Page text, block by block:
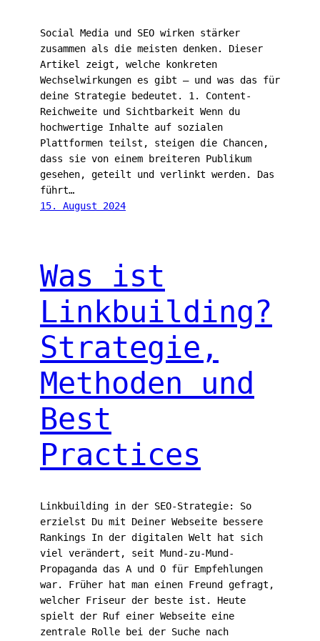
Social Media und SEO wirken stärker
zusammen als die meisten denken. Dieser
Artikel zeigt, welche konkreten
Wechselwirkungen es gibt — und was das für
deine Strategie bedeutet. 1. Content-
Reichweite und Sichtbarkeit Wenn du
hochwertige Inhalte auf sozialen
Plattformen teilst, steigen die Chancen,
dass sie von einem breiteren Publikum
gesehen, geteilt und verlinkt werden. Das
führt…
15. August 2024
Was ist
Linkbuilding?
Strategie,
Methoden und
Best
Practices
Linkbuilding in der SEO-Strategie: So
erzielst Du mit Deiner Webseite bessere
Rankings In der digitalen Welt hat sich
viel verändert, seit Mund-zu-Mund-
Propaganda das A und O für Empfehlungen
war. Früher hat man einen Freund gefragt,
welcher Friseur der beste ist. Heute
spielt der Ruf einer Webseite eine
zentrale Rolle bei der Suche nach